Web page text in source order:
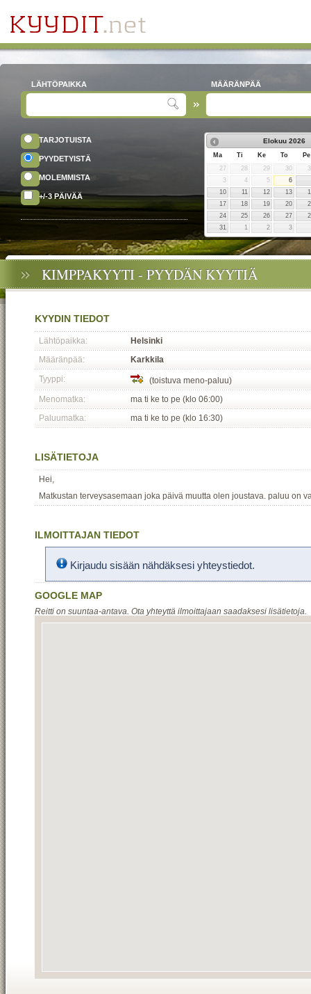
LÄHTÖPAIKKA MÄÄRÄNPÄÄ
TARJOTUISTA
PYYDETYISTÄ
MOLEMMISTA
+/-3 PÄIVÄÄ
Elokuu 2026
Ma Ti Ke To
Pe
27
28 29 30
3
4 5
6
10
11 12 13
17
18 19 20
24
25 26 27
31
1 2 3
KIMPPAKYYTI - PYYDÄN KYYTIÄ
KYYDIN TIEDOT
Lähtöpaikka:
Helsinki
Määränpää:
Karkkila
Tyyppi:
(toistuva meno-paluu)
Menomatka:
ma ti ke to pe (klo 06:00)
Paluumatka:
ma ti ke to pe (klo 16:30)
LISÄTIETOJA
Hei,
Matkustan terveysasemaan joka päivä muutta olen joustava. paluu on
ILMOITTAJAN TIEDOT
Kirjaudu sisään nähdäksesi yhteystiedot.
GOOGLE MAP
Reitti on suuntaa-antava. Ota yhteyttä ilmoittajaan saadaksesi lisätietoja.